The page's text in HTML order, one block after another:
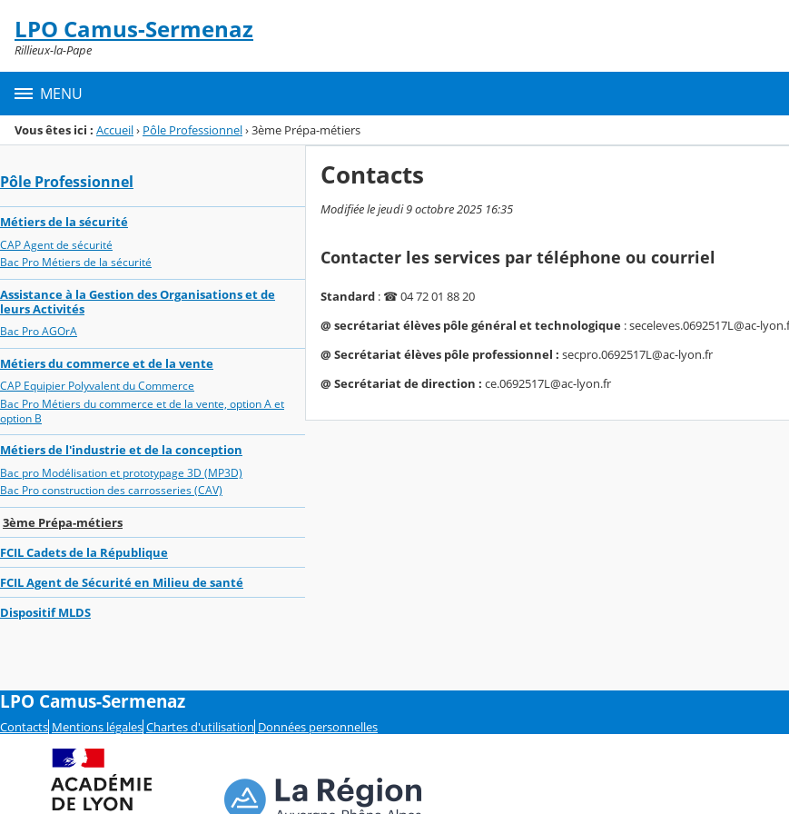
Menu de la rubrique
Contenu
LPO Camus-Sermenaz
Rillieux-la-Pape
MENU
Vous êtes ici : Accueil› Pôle Professionnel›3ème Prépa-métiers
Pôle Professionnel
Métiers de la sécurité
CAP Agent de sécurité
Bac Pro Métiers de la sécurité
Assistance à la Gestion des Organisations et de
leurs Activités
Bac Pro AGOrA
Métiers du commerce et de la vente
CAP Equipier Polyvalent du Commerce
Bac Pro Métiers du commerce et de la vente, option A et
option B
Métiers de l'industrie et de la conception
Bac pro Modélisation et prototypage 3D (MP3D)
Bac Pro construction des carrosseries (CAV)
3ème Prépa-métiers
FCIL Cadets de la République
FCIL Agent de Sécurité en Milieu de santé
Dispositif MLDS
Contacts
Modifiée le jeudi 9 octobre 2025 16:35
Contacter les services par téléphone ou courriel
Standard : ☎ 04 72 01 88 20
@ secrétariat élèves pôle général et technologique : seceleves.0692517L@ac-
@ Secrétariat élèves pôle professionnel : secpro.0692517L@ac-lyon.fr
@ Secrétariat de direction : ce.0692517L@ac-lyon.fr
LPO Camus-Sermenaz
Contacts Mentions légales Chartes d'utilisation Données personnelles